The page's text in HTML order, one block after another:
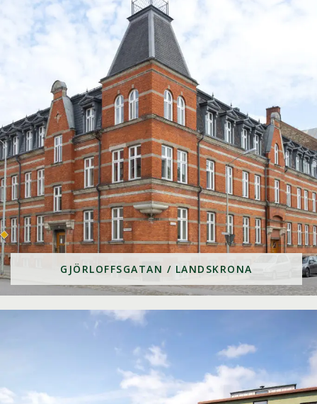
GJÖRLOFFSGATAN / LANDSKRONA